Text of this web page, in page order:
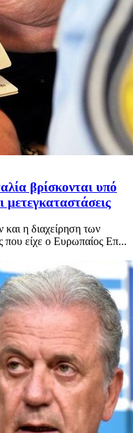
βρίσκονται υπό
μετεγκαταστάσεις
η διαχείρηση των
που είχε ο Ευρωπαίος Επ...